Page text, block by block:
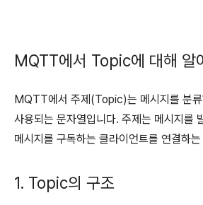
MQTT에서 Topic에 대해 알
MQTT에서 주제(Topic)는 메시지를 분류
사용되는 문자열입니다. 주제는 메시지를
메시지를 구독하는 클라이언트를 연결하
1. Topic의 구조